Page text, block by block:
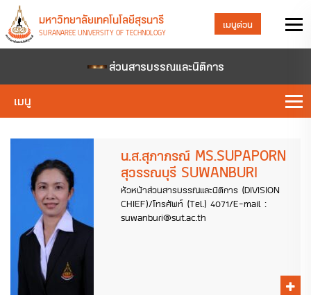
มหาวิทยาลัยเทคโนโลยีสุรนารี
SURANAREE UNIVERSITY OF TECHNOLOGY
เมนูด่วน
ส่วนสารบรรณและนิติการ
เมนู
น.ส.สุภาภรณ์ MS.SUPAPORN
สุวรรณบุรี SUWANBURI
หัวหน้าส่วนสารบรรณและนิติการ (DIVISION
CHIEF)/โทรศัพท์ (Tel.) 4071/E-mail :
suwanburi@sut.ac.th